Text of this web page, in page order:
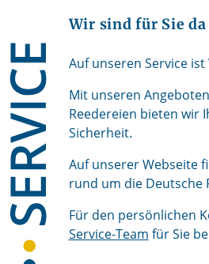
Wir sind für Sie da
Auf unseren Service ist
Mit unseren
Reedereien bieten wir
Sicherheit.
Auf unserer Webseite
rund um die Deutsche
Für den persönlichen
Service-Team für Sie